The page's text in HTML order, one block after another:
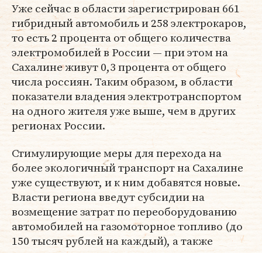
Уже сейчас в области зарегистрирован 661
гибридный автомобиль и 258 электрокаров,
то есть 2 процента от общего количества
электромобилей в России — при этом на
Сахалине живут 0,3 процента от общего
числа россиян. Таким образом, в области
показатели владения электротранспортом
на одного жителя уже выше, чем в других
регионах России.
Стимулирующие меры для перехода на
более экологичный транспорт на Сахалине
уже существуют, и к ним добавятся новые.
Власти региона введут субсидии на
возмещение затрат по переоборудованию
автомобилей на газомоторное топливо (до
150 тысяч рублей на каждый), а также